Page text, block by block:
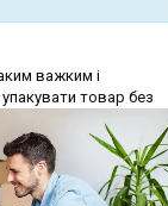
важким і
товар без